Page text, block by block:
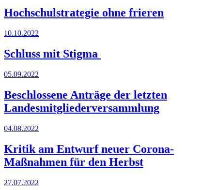
Hochschulstrategie ohne frieren
10.10.2022
Schluss mit Stigma
05.09.2022
Beschlossene Anträge der letzten
Landesmitgliederversammlung
04.08.2022
Kritik am Entwurf neuer Corona-
Maßnahmen für den Herbst
27.07.2022